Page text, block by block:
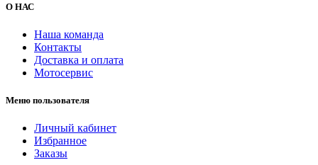
О НАС
Наша команда
Контакты
Доставка и оплата
Мотосервис
Меню пользователя
Личный кабинет
Избранное
Заказы